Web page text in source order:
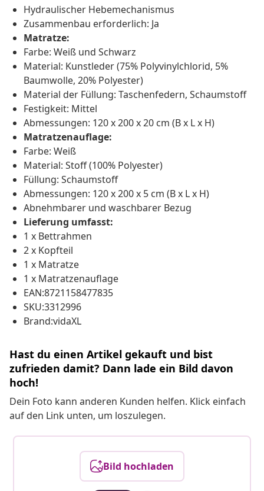
Hydraulischer Hebemechanismus
Zusammenbau erforderlich: Ja
Matratze:
Farbe: Weiß und Schwarz
Material: Kunstleder (75% Polyvinylchlorid, 5%
Baumwolle, 20% Polyester)
Material der Füllung: Taschenfedern, Schaumstoff
Festigkeit: Mittel
Abmessungen: 120 x 200 x 20 cm (B x L x H)
Matratzenauflage:
Farbe: Weiß
Material: Stoff (100% Polyester)
Füllung: Schaumstoff
Abmessungen: 120 x 200 x 5 cm (B x L x H)
Abnehmbarer und waschbarer Bezug
Lieferung umfasst:
1 x Bettrahmen
2 x Kopfteil
1 x Matratze
1 x Matratzenauflage
EAN:8721158477835
SKU:3312996
Brand:vidaXL
Hast du einen Artikel gekauft und bist
zufrieden damit? Dann lade ein Bild davon
hoch!
Dein Foto kann anderen Kunden helfen. Klick einfach
auf den Link unten, um loszulegen.
Bild hochladen